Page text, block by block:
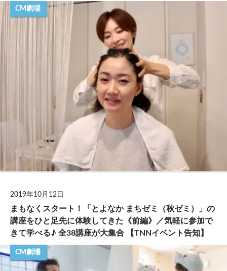
CM劇場
2019年10月12日
まもなくスタート！「とよなか まちゼミ（秋ゼミ）」の
講座をひと足先に体験してきた《前編》／気軽に参加で
きて学べる♪ 全38講座が大集合 【TNNイベント告知】
CM劇場